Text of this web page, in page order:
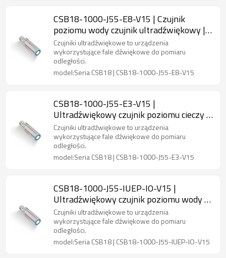
CSB18-1000-J55-E8-V15 | Czujnik
poziomu wody czujnik ultradźwiękowy |
DADYSIK
Czujniki ultradźwiękowe to urządzenia
wykorzystujące fale dźwiękowe do pomiaru
odległości.
model:Seria CSB18 | CSB18-1000-J55-E8-V15
CSB18-1000-J55-E3-V15 |
Ultradźwiękowy czujnik poziomu cieczy |
DADYSIK
Czujniki ultradźwiękowe to urządzenia
wykorzystujące fale dźwiękowe do pomiaru
odległości.
model:Seria CSB18 | CSB18-1000-J55-E3-V15
CSB18-1000-J55-IUEP-IO-V15 |
Ultradźwiękowy czujnik poziomu wody |
DADYSIK
Czujniki ultradźwiękowe to urządzenia
wykorzystujące fale dźwiękowe do pomiaru
odległości.
model:Seria CSB18 | CSB18-1000-J55-IUEP-IO-V15